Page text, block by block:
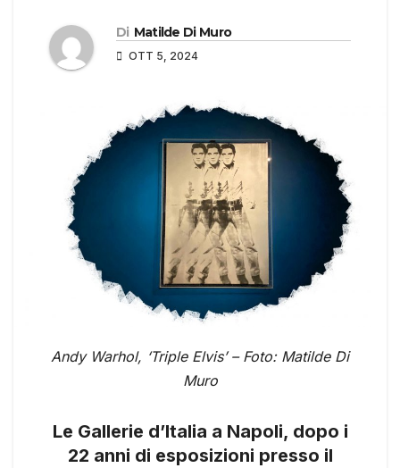
Di Matilde Di Muro
OTT 5, 2024
Andy Warhol, ‘Triple Elvis’ – Foto: Matilde Di
Muro
Le Gallerie d’Italia a Napoli, dopo i
22 anni di esposizioni presso il